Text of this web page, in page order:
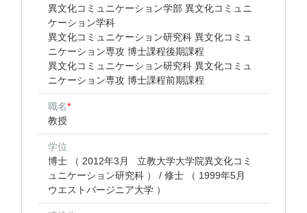
異文化コミュニケーション学部 異文化コミュニ
ケーション学科
異文化コミュニケーション研究科 異文化コミュ
ニケーション専攻 博士課程後期課程
異文化コミュニケーション研究科 異文化コミュ
ニケーション専攻 博士課程前期課程
職名*
教授
学位
博士 （ 2012年3月 立教大学大学院異文化コミ
ュニケーション研究科 ） / 修士 （ 1999年5月
ウエストバージニア大学 ）